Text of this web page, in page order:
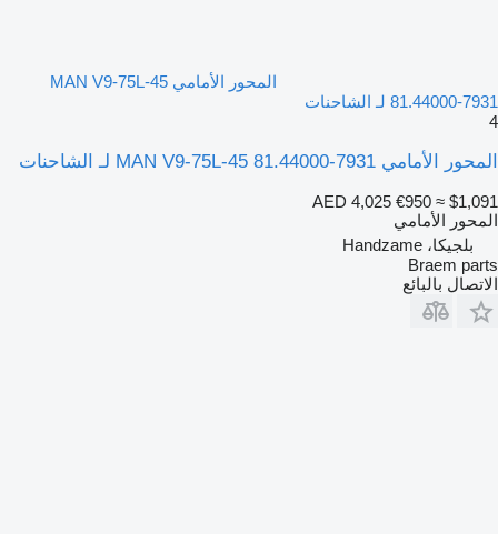
المحور الأمامي MAN V9-75L-45
81.44000-7931 لـ الشاحنات
4
المحور الأمامي MAN V9-75L-45 81.44000-7931 لـ الشاحنات
AED 4,025 €950 ≈ $1,091
المحور الأمامي
بلجيكا، Handzame
Braem parts
الاتصال بالبائع